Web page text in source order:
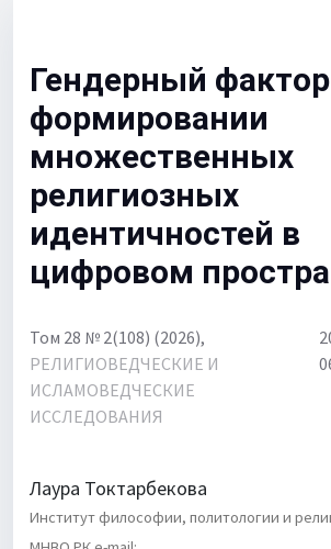
Объявления
Гендерный
формировании
множественных
религиозных
идентичностей в
цифровом
Том 28 № 2(108) (2026),
РЕЛИГИОВЕДЧЕСКИЕ И
ИСЛАМОВЕДЧЕСКИЕ
ИССЛЕДОВАНИЯ
Лаура Токтарбекова
Институт философии, политологии и